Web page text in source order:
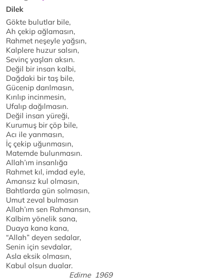
Dilek
Gökte bulutlar bile,
Ah çekip ağlamasın,
Rahmet neşeyle yağsın,
Kalplere huzur salsın,
Sevinç yaşları aksın.
Değil bir insan kalbi,
Dağdaki bir taş bile,
Gücenip darılmasın,
Kırılıp incinmesin,
Ufalıp dağılmasın.
Değil insan yüreği,
Kurumuş bir çöp bile,
Acı ile yanmasın,
İç çekip uğunmasın,
Matemde bulunmasın.
Allah’ım insanlığa
Rahmet kıl, imdad eyle,
Amansız kul olmasın,
Bahtlarda gün solmasın,
Umut zeval bulmasın
Allah’ım sen Rahmansın,
Kalbim yönelik sana,
Duaya kana kana,
“Allah” deyen sedalar,
Senin için sevdalar,
Asla eksik olmasın,
Kabul olsun dualar.
Edirne 1969